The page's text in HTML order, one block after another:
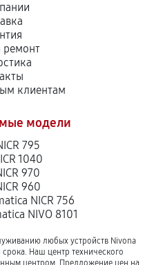
ремонт
клиентам
модели
795
1040
970
960
NICR 756
NIVO 8101
любых устройств Nivona
Наш центр технического
центром. Предложение цен на